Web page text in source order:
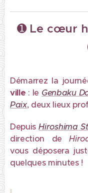
➊ Le cœur
Démarrez la
ville : le Genbaku
Paix, deux lieux
DepuisHiroshima
direction de
vous déposera
quelques minutes !